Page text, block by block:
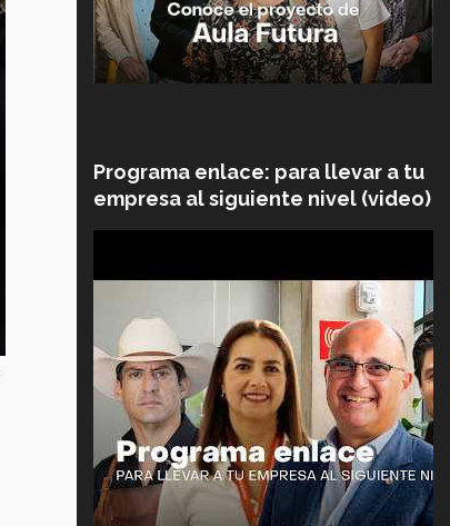
Programa enlace: para llevar a tu
empresa al siguiente nivel (video)